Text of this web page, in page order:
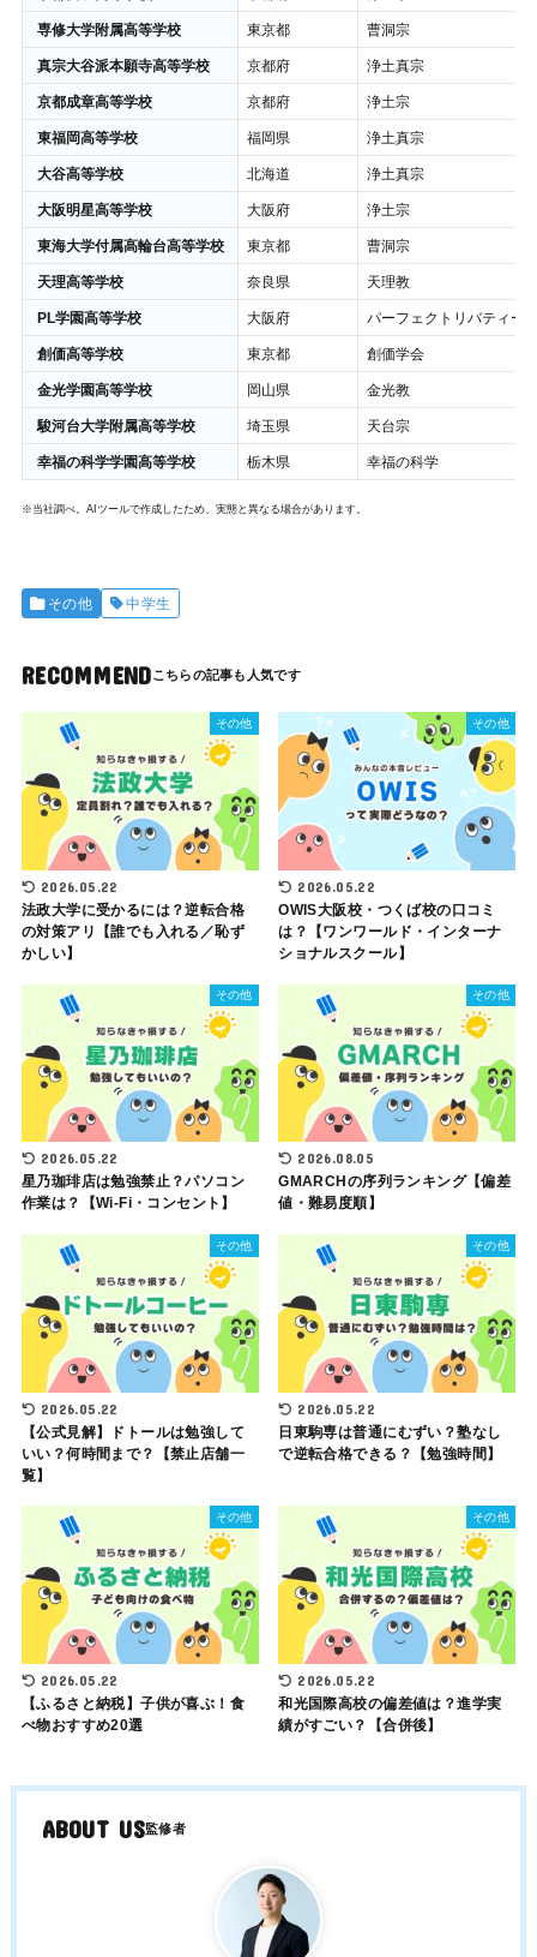
専修大学附属高等学校 東京都 曹洞宗
真宗大谷派本願寺高等学校 京都府 浄土真宗
京都成章高等学校 京都府 浄土宗
東福岡高等学校 福岡県 浄土真宗
大谷高等学校 北海道 浄土真宗
大阪明星高等学校 大阪府 浄土宗
東海大学付属高輪台高等学校 東京都 曹洞宗
天理高等学校 奈良県 天理教
PL学園高等学校 大阪府 パーフェクトリバティー
創価高等学校 東京都 創価学会
金光学園高等学校 岡山県 金光教
駿河台大学附属高等学校 埼玉県 天台宗
幸福の科学学園高等学校 栃木県 幸福の科学
※当社調べ。AIツールで作成したため、実態と異なる場合があります。
その他 中学生
RECOMMEND
その他
2026.05.22
法政大学に受かるには？逆転合格
の対策アリ【誰でも入れる／恥ず
かしい】
その他
2026.05.22
OWIS大阪校・つくば校の口コミ
は？【ワンワールド・インターナ
ショナルスクール】
その他
2026.05.22
星乃珈琲店は勉強禁止？パソコン
作業は？【Wi-Fi・コンセント】
その他
2026.08.05
GMARCHの序列ランキング【偏差
値・難易度順】
その他
2026.05.22
【公式見解】ドトールは勉強して
いい？何時間まで？【禁止店舗一
覧】
その他
2026.05.22
日東駒専は普通にむずい？塾なし
で逆転合格できる？【勉強時間】
その他
2026.05.22
【ふるさと納税】子供が喜ぶ！食
べ物おすすめ20選
その他
2026.05.22
和光国際高校の偏差値は？進学実
績がすごい？【合併後】
ABOUT US